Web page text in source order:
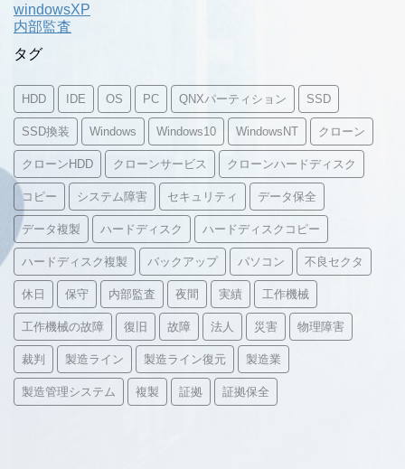
windowsXP
内部監査
タグ
HDD IDE OS PC QNXパーティション SSD
SSD換装 Windows Windows10 WindowsNT クローン
クローンHDD クローンサービス クローンハードディスク
コピー システム障害 セキュリティ データ保全
データ複製 ハードディスク ハードディスクコピー
ハードディスク複製 バックアップ パソコン 不良セクタ
休日 保守 内部監査 夜間 実績 工作機械
工作機械の故障 復旧 故障 法人 災害 物理障害
裁判 製造ライン 製造ライン復元 製造業
製造管理システム 複製 証拠 証拠保全